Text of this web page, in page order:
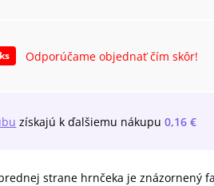
Odporúčame objednať čím skôr!
získajú k ďalšiemu nákupu 0,16 €
strane hrnčeka je znázornený